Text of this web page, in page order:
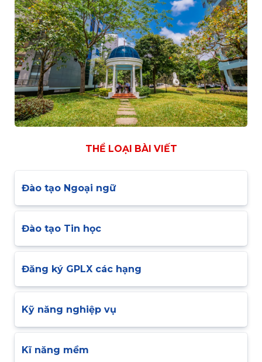
THỂ LOẠI BÀI VIẾT
Đào tạo Ngoại ngữ
Đào tạo Tin học
Đăng ký GPLX các hạng
Kỹ năng nghiệp vụ
Kĩ năng mềm